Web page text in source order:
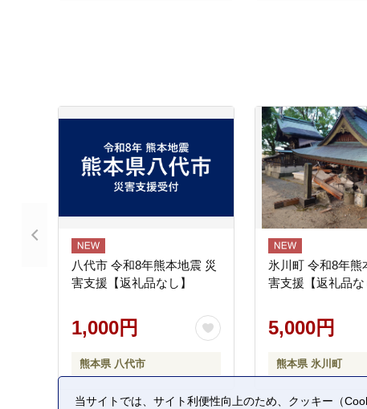
八代市 令和8年熊本地震 災
害支援【返礼品なし】
1,000円
熊本県 八代市
氷川町 令和8年熊
害支援【返礼品な
5,000円
熊本県 氷川町
当サイトでは、サイト利便性向上のため、クッキー（